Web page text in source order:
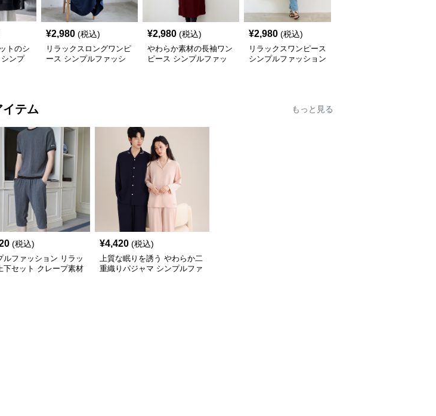
トのシ
ンプ
¥2,980 (税込)
リラックスロングワンピ
ース シンプルファッシ
¥2,980 (税込)
やわらか素材の長袖ワン
ピース シンプルファッ
¥2,980 (税込)
リラックスワンピース
シンプルファッション
テム もっと見る
(税込)
ルファッション リラッ
下セット クレープ素材
¥4,420 (税込)
上質な眠りを誘う やわらか二
重織りパジャマ シンプルファ